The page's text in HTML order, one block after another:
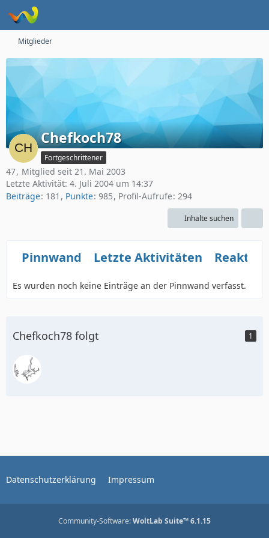
Mitglieder
Chefkoch78
Fortgeschrittener
47 Mitglied seit 21. Mai 2003
Letzte Aktivität: 4. Juli 2004 um 14:37
Beiträge 181 Punkte 985 Profil-Aufrufe 294
Inhalte suchen
Pinnwand Letzte Aktivitäten
Es wurden noch keine Einträge an der Pinnwand verfasst.
Chefkoch78 folgt 1
Datenschutzerklärung Impressum
Community-Software:WoltLab Suite™ 6.1.15